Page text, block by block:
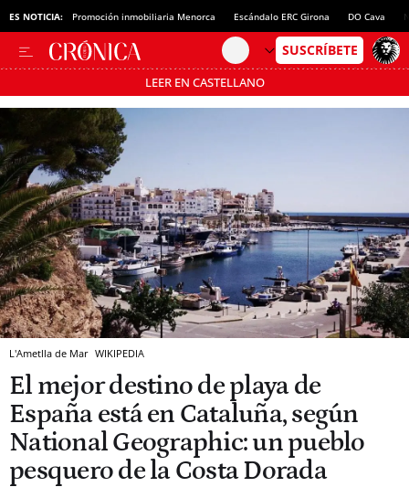
ES NOTICIA: Promoción inmobiliaria Menorca Escándalo ERC Girona DO Cava
LEER EN CASTELLANO
Pásate al MODO AHORRO
L'Ametlla de Mar WIKIPEDIA
El mejor destino de playa de
España está en Cataluña, según
National Geographic: un pueblo
pesquero de la Costa Dorada